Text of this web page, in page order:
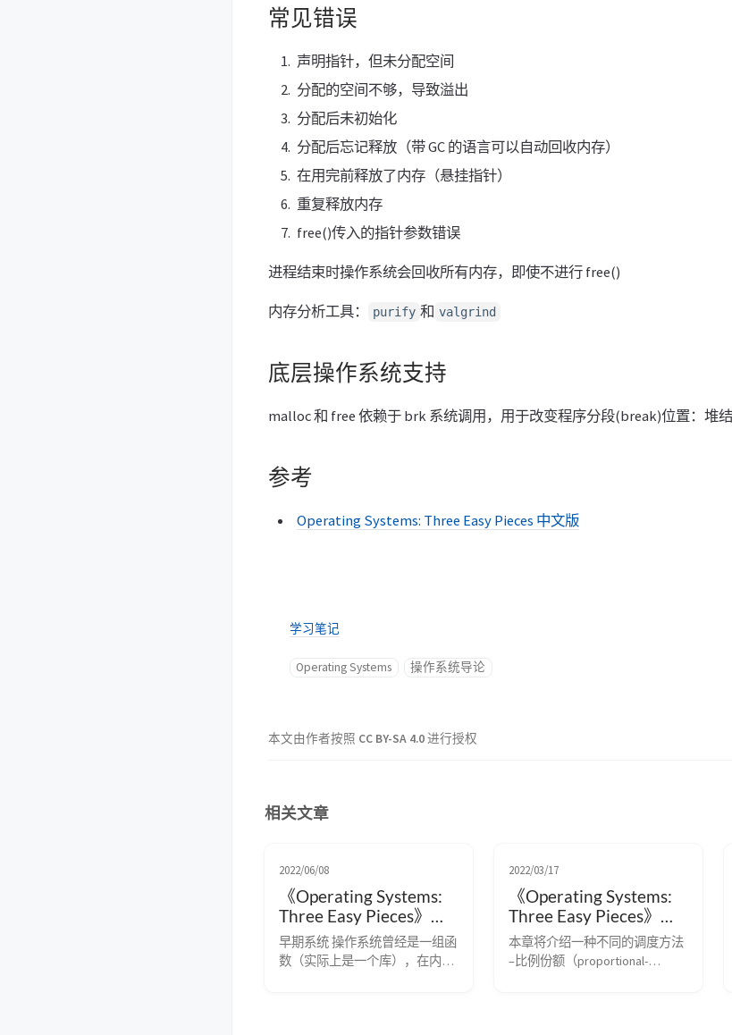
常见错误
声明指针，但未分配空间
分配的空间不够，导致溢出
分配后未初始化
分配后忘记释放（带 GC 的语言可以自动回收内存）
在用完前释放了内存（悬挂指针）
重复释放内存
free()传入的指针参数错误
进程结束时操作系统会回收所有内存，即使不进行 free()
内存分析工具： purify 和 valgrind
底层操作系统支持
malloc 和 free 依赖于 brk 系统调用，用于改变程序分段(break)位置：堆结
参考
Operating Systems: Three Easy Pieces 中文版
学习笔记
Operating Systems 操作系统导论
本文由作者按照 CC BY-SA 4.0进行授权
相关文章
2022/06/08
《Operating Systems:
Three Easy Pieces》学
习笔记(九) 抽象：地址
空间
早期系统 操作系统曾经是一组函
数（实际上是一个库），在内存
2022/03/17
《Operating Systems:
Three Easy Pieces》学
习笔记(七) 调度：比例
份额
本章将介绍一种不同的调度方法
–比例份额（proportional-